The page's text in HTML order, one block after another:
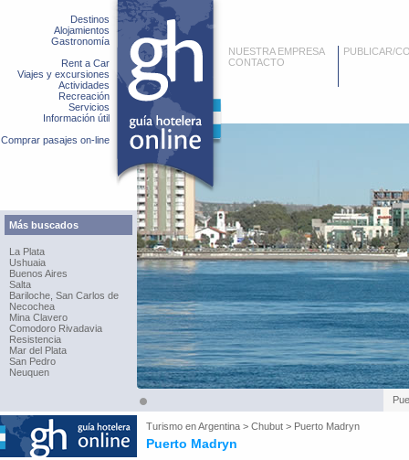
Destinos
Alojamientos
Gastronomía
Rent a Car
Viajes y excursiones
Actividades
Recreación
Servicios
Información útil
Comprar pasajes on-line
Más buscados
La Plata
Ushuaia
Buenos Aires
Salta
Bariloche, San Carlos de
Necochea
Mina Clavero
Comodoro Rivadavia
Resistencia
Mar del Plata
San Pedro
Neuquen
NUESTRA EMPRESA
CONTACTO
PUBLICAR/
Turismo enArgentina > Chubut > Puerto Madryn
Puerto Madryn